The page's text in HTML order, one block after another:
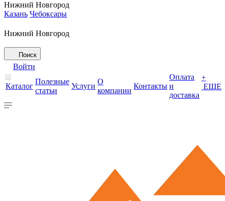
Нижний Новгород
Казань Чебоксары
Нижний Новгород
Поиск
Войти
Каталог
Полезные
статьи
Услуги
О
компании
Контакты
Оплата
и
доставка
+
ЕЩЕ